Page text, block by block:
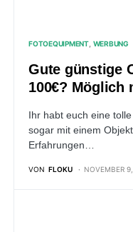
FOTOEQUIPMENT WERBUNG
Gute günstige
100€? Möglich
Ihr habt euch eine
sogar mit einem
Erfahrungen…
VON FLOKU NOVEMBER